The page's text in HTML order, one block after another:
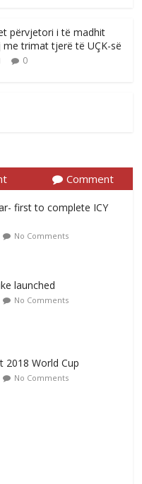
përvjetori i të madhit
trimat tjerë të UÇK-së
0
Comment
first to complete ICY
No Comments
launched
No Comments
2018 World Cup
No Comments